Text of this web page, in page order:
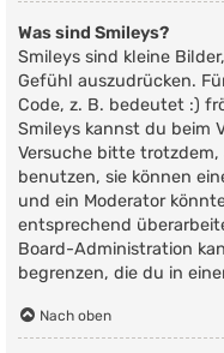
Was sind Smileys?
Smileys sind kleine
Gefühl auszudrücken.
Code, z. B. bedeutet :)
Smileys kannst du beim
Versuche bitte
benutzen, sie können
und ein Moderator
entsprechend
Board-Administration
begrenzen, die du in
Nach oben